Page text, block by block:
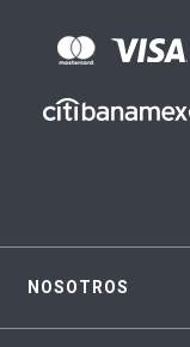
NOSOTROS